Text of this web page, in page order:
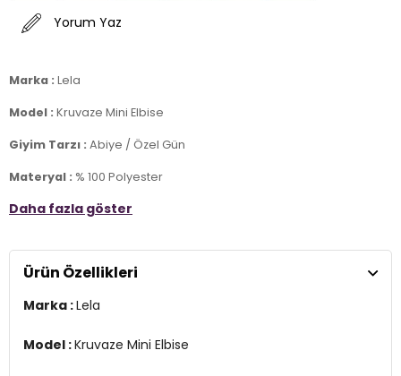
Yorum Yaz
Marka : Lela
Model : Kruvaze Mini Elbise
Giyim Tarzı : Abiye / Özel Gün
Materyal : % 100 Polyester
Yaka Bilgisi :Kruvaze Yaka
Manken Ölçüsü : Kilo : 52 kg / Boy : 1.75 cm / Göğüs : 85 cm / Bel :
2DE6051467.128
Daha fazla göster
Ürün Özellikleri
Marka :Lela
Model :Kruvaze Mini Elbise